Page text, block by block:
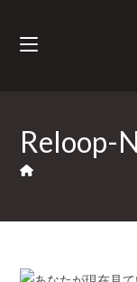
Reloop-